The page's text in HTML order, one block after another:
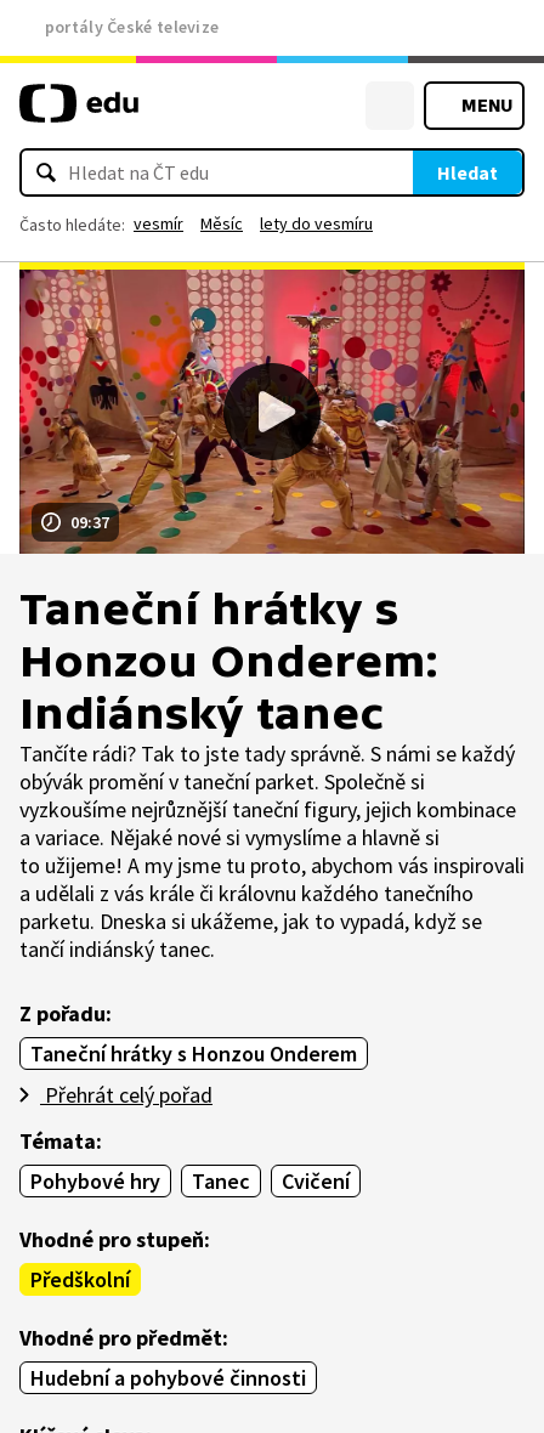
portály České televize
MENU
Hledat
Často hledáte: vesmír Měsíc lety do vesmíru
09:37
Taneční hrátky s
Honzou Onderem:
Indiánský tanec
Tančíte rádi? Tak to jste tady správně. S námi se každý
obývák promění v taneční parket. Společně si
vyzkoušíme nejrůznější taneční figury, jejich kombinace
a variace. Nějaké nové si vymyslíme a hlavně si
to užijeme! A my jsme tu proto, abychom vás inspirovali
a udělali z vás krále či královnu každého tanečního
parketu. Dneska si ukážeme, jak to vypadá, když se
tančí indiánský tanec.
Z pořadu:
Taneční hrátky s Honzou Onderem
Přehrát celý pořad
Témata:
Pohybové hry
Tanec Cvičení
Vhodné pro stupeň:
Předškolní
Vhodné pro předmět:
Hudební a pohybové činnosti